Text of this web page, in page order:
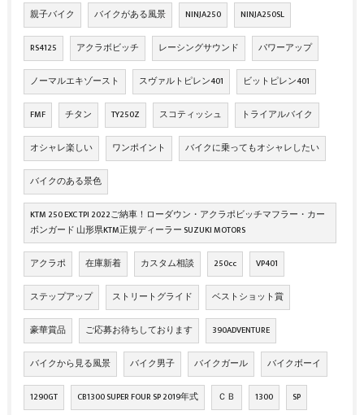
親子バイク バイクがある風景 NINJA250 NINJA250SL
RS4125 アクラボビッチ レーシングサウンド パワーアップ
ノーマルエキゾースト スヴァルトピレン401 ビットピレン401
FMF チタン TY250Z スコティッシュ トライアルバイク
オシャレ楽しい ワンポイント バイクに乗ってもオシャレしたい
バイクのある景色
KTM 250 EXC TPI 2022ご納車！ローダウン・アクラポビッチマフラー・カー
ボンガード 山形県KTM正規ディーラー SUZUKI MOTORS
アクラポ 在庫新着 カスタム相談 250cc VP401
ステップアップ ストリートグライド ベストショット賞
豪華賞品 ご応募お待ちしております 390ADVENTURE
バイクから見る風景 バイク男子 バイクガール バイクボーイ
1290GT CB1300 SUPER FOUR SP 2019年式 ＣＢ 1300 SP